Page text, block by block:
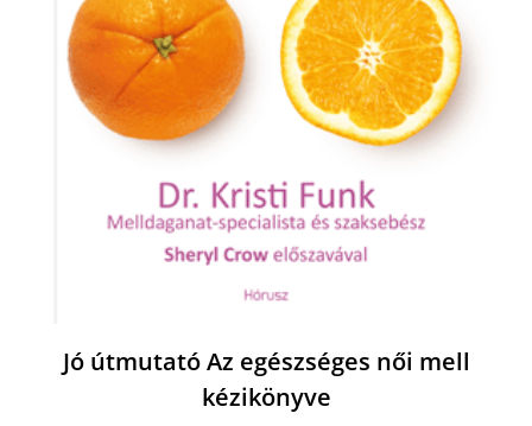
Jó útmutató Az egészséges női mell
kézikönyve